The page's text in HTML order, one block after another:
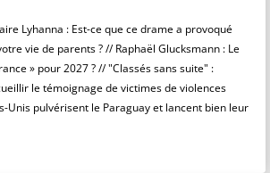
Lyhanna : Est-ce que ce drame a provoqué
vie de parents ? // Raphaël Glucksmann : Le
» pour 2027 ? // "Classés sans suite" :
le témoignage de victimes de violences
Unis pulvérisent le Paraguay et lancent bien leur